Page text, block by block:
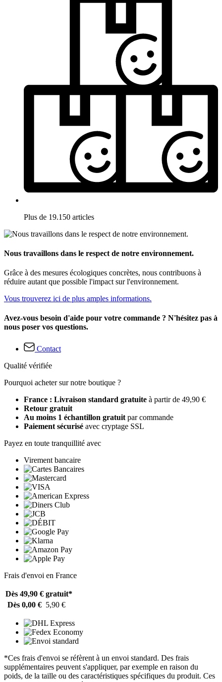
Plus de 19.150 articles
Nous travaillons dans le respect de notre environnement.
Grâce à des mesures écologiques concrètes, nous contribuons à
réduire autant que possible l'impact sur l'environnement.
Vous trouverez ici de plus amples informations.
Avez-vous besoin d'aide pour votre commande ? N'hésitez pas à
nous poser vos questions.
Contact
Qualité vérifiée
Pourquoi acheter sur notre boutique ?
France : Livraison standard gratuite à partir de 49,90 €
Retour gratuit
Au moins 1 échantillon gratuit par commande
Paiement sécurisé avec cryptage SSL
Payez en toute tranquillité avec
Virement bancaire
Frais d'envoi en France
Dès 49,90 € gratuit*
Dès 0,00 € 5,90 €
*Ces frais d'envoi se réfèrent à un envoi standard. Des frais
supplémentaires peuvent s'appliquer, par exemple en raison du
poids, de la taille ou des caractéristiques spécifiques du produit. Ces